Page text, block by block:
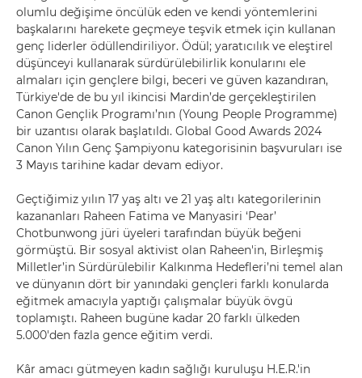
olumlu değişime öncülük eden ve kendi yöntemlerini
başkalarını harekete geçmeye teşvik etmek için kullanan
genç liderler ödüllendiriliyor. Ödül; yaratıcılık ve eleştirel
düşünceyi kullanarak sürdürülebilirlik konularını ele
almaları için gençlere bilgi, beceri ve güven kazandıran,
Türkiye'de de bu yıl ikincisi Mardin’de gerçekleştirilen
Canon Gençlik Programı’nın (Young People Programme)
bir uzantısı olarak başlatıldı. Global Good Awards 2024
Canon Yılın Genç Şampiyonu kategorisinin başvuruları ise
3 Mayıs tarihine kadar devam ediyor.
Geçtiğimiz yılın 17 yaş altı ve 21 yaş altı kategorilerinin
kazananları Raheen Fatima ve Manyasiri ‘Pear’
Chotbunwong jüri üyeleri tarafından büyük beğeni
görmüştü. Bir sosyal aktivist olan Raheen'in, Birleşmiş
Milletler’in Sürdürülebilir Kalkınma Hedefleri’ni temel alan
ve dünyanın dört bir yanındaki gençleri farklı konularda
eğitmek amacıyla yaptığı çalışmalar büyük övgü
toplamıştı. Raheen bugüne kadar 20 farklı ülkeden
5.000'den fazla gence eğitim verdi.
Kâr amacı gütmeyen kadın sağlığı kuruluşu H.E.R.'in